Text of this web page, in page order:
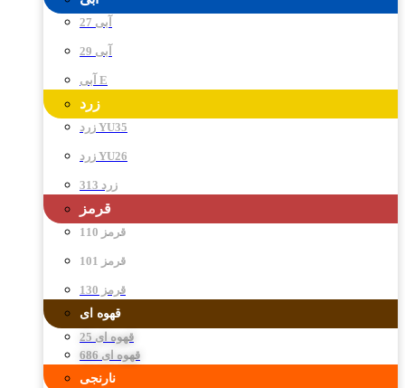
آبی 27
آبی 29
آبی E
زرد
زرد YU35
زرد YU26
زرد 313
قرمز
قرمز 110
قرمز 101
قرمز 130
قهوه ای
قهوه ای 25
قهوه ای 686
نارنجی